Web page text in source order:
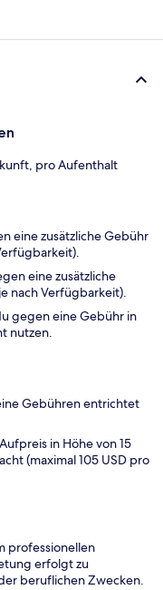
pro Aufenthalt
eine zusätzliche Gebühr
eine zusätzliche
nach Verfügbarkeit).
gegen eine Gebühr in
nutzen.
Gebühren entrichtet
in Höhe von 15
(maximal 105 USD pro
professionellen
erfolgt zu
beruflichen Zwecken.